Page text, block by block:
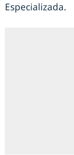
Especializada.